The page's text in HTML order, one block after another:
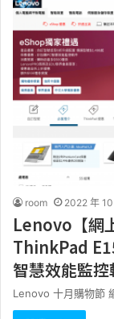
room 2022 年 10
Lenovo【網
ThinkPad
智慧效能監
Lenovo 十月購物節